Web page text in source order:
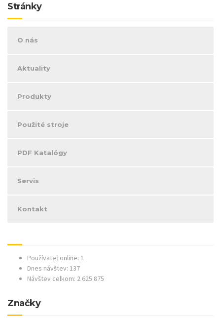
Stránky
O nás
Aktuality
Produkty
Použité stroje
PDF Katalógy
Servis
Kontakt
Používateľ online: 1
Dnes návštev: 137
Návštev celkom: 2 625 875
Značky